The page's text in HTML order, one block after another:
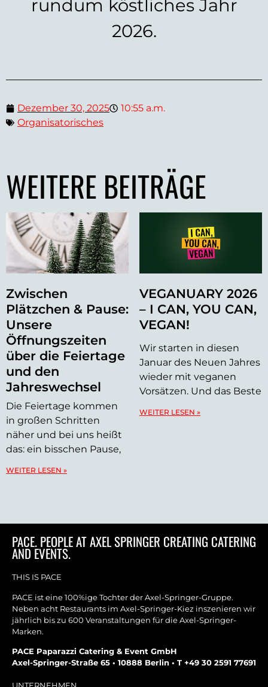
rundum köstliches Jahr
2026.
Dezember 30, 2025
10:55 a.m.
Organisatorisches
WEITERE BEITRÄGE
Zwischen
Plätzchen & Pause:
Unsere
Öffnungszeiten
über die Feiertage
und den
Jahreswechsel
Die Feiertage kommen
in großen Schritten
näher und bei uns heißt
das: ein bisschen Pause,
WEITER LESEN »
VEGANUARY 2026
– I CAN, YOU CAN,
VEGAN!
Wir starten in diesen
Januar des Neuen Jahres
wieder mit veganen
Vorsätzen. Und das Beste
WEITER LESEN »
PACE. PEOPLE AT AXEL SPRINGER CREATING CATERING
AND EVENTS.
THIS IS PACE
PACE ist eine 100%ige Tochter der Axel-Springer-Gruppe.
Neben acht Restaurants im Axel-Springer-Kiez inszenieren wir
jährlich bis zu 600 Veranstaltungen für die Axel-Springer-
Marken.
PACE Paparazzi Catering & Event GmbH
Axel-Springer-Straße 65 • 10888 Berlin • T +49 30 2591 77691